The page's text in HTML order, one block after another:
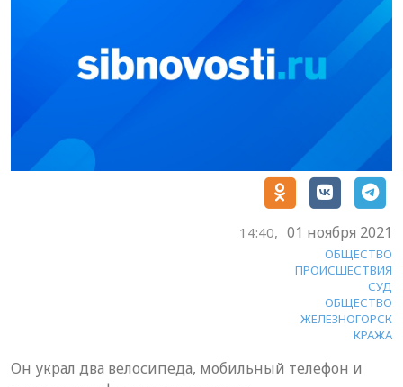
14:40, 01 ноября 2021
ОБЩЕСТВО
ПРОИСШЕСТВИЯ
СУД
ОБЩЕСТВО
ЖЕЛЕЗНОГОРСК
КРАЖА
Он украл два велосипеда, мобильный телефон и